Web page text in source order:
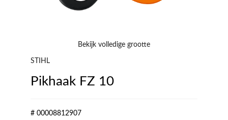
Bekijk volledige grootte
STIHL
Pikhaak FZ 10
# 00008812907